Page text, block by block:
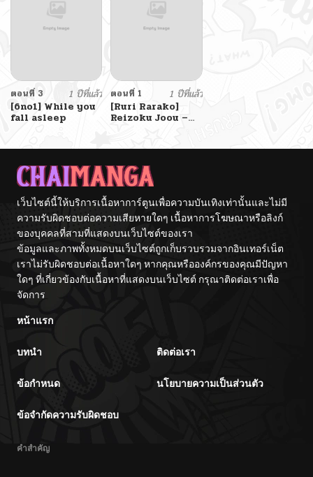
ตอนที่ 3
1 ปีที่แล้ว
[6no1] While you
fall asleep
ตอนที่ 1
1 ปีที่แล้ว
[Ruri Rarako]
Reizoku Joou –
ga Akutoku
Kizoku ni Kanzen
Seifuku Sareru
made
เว็บไซต์นี้ให้บริการเนื้อหาการ์ตูนเพื่อความบันเทิงเท่านั้นและไม่มี
ความรับผิดชอบต่อความเสียหายใดๆ เนื้อหาการโฆษณาหรือลิงก์
ของบุคคลที่สามที่แสดงบนเว็บไซต์ของเรา
ข้อมูลและภาพทั้งหมดบนเว็บไซต์ถูกเก็บรวบรวมจากอินเทอร์เน็ต
เราไม่รับผิดชอบต่อเนื้อหาใดๆ หากคุณหรือองค์กรของคุณมีปัญหา
ใดๆ ที่เกี่ยวข้องกับเนื้อหาที่แสดงบนเว็บไซต์ กรุณาติดต่อเราเพื่อ
จัดการ
หน้าแรก
บทนำ ติดต่อเรา
ข้อกำหนด นโยบายความเป็นส่วนตัว
ข้อจำกัดความรับผิดชอบ
คำสำคัญ